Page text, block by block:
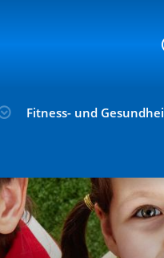
Fitness- und